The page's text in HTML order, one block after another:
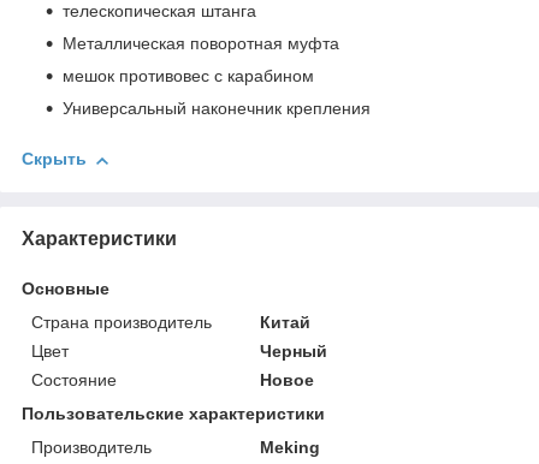
телескопическая штанга
Металлическая поворотная муфта
мешок противовес с карабином
Универсальный наконечник крепления
Скрыть
Характеристики
Основные
Страна производитель
Китай
Цвет
Черный
Состояние
Новое
Пользовательские характеристики
Производитель
Meking